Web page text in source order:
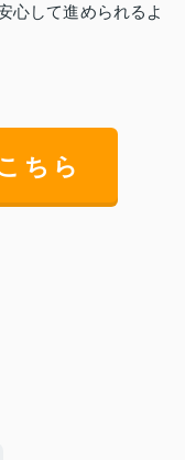
心して進められるよ
ちら